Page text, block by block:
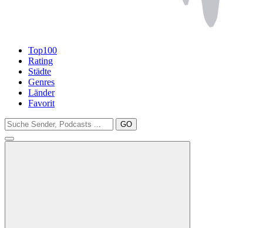
Top100
Rating
Städte
Genres
Länder
Favorit
GO